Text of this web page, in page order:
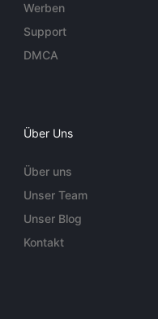
Werben
Support
DMCA
Über Uns
Über uns
Unser Team
Unser Blog
Kontakt